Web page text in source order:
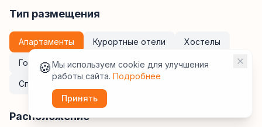
Тип размещения
Апартаменты Курортные отели Хостелы
Гостевые дома Мини-отели Кемпинги
Спа-отели Санатории
Расположение
🍪Мы используем cookie для улучшения
работы сайта. Подробнее
Принять